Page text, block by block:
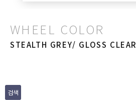
WHEEL COLOR
STEALTH GREY/ GLOSS CLEAR
검색